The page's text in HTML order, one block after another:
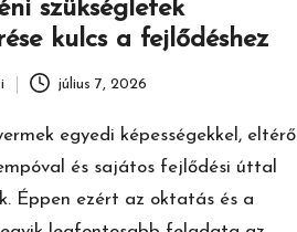
szükségletek
kulcs a fejlődéshez
július 7, 2026
egyedi képességekkel, eltérő
és sajátos fejlődési úttal
Éppen ezért az oktatás és a